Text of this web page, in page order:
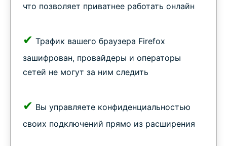
что позволяет приватнее работать онлайн
✔ Трафик вашего браузера Firefox
зашифрован, провайдеры и операторы
сетей не могут за ним следить
✔ Вы управляете конфиденциальностью
своих подключений прямо из расширения